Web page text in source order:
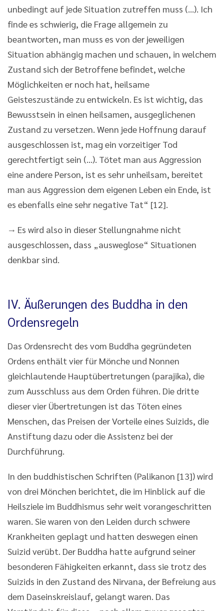
unbedingt auf jede Situation zutreffen muss (...). Ich
finde es schwierig, die Frage allgemein zu
beantworten, man muss es von der jeweiligen
Situation abhängig machen und schauen, in welchem
Zustand sich der Betroffene befindet, welche
Möglichkeiten er noch hat, heilsame
Geisteszustände zu entwickeln. Es ist wichtig, das
Bewusstsein in einen heilsamen, ausgeglichenen
Zustand zu versetzen. Wenn jede Hoffnung darauf
ausgeschlossen ist, mag ein vorzeitiger Tod
gerechtfertigt sein (...). Tötet man aus Aggression
eine andere Person, ist es sehr unheilsam, bereitet
man aus Aggression dem eigenen Leben ein Ende, ist
es ebenfalls eine sehr negative Tat“ [12].
→ Es wird also in dieser Stellungnahme nicht
ausgeschlossen, dass „ausweglose“ Situationen
denkbar sind.
IV. Äußerungen des Buddha in den
Ordensregeln
Das Ordensrecht des vom Buddha gegründeten
Ordens enthält vier für Mönche und Nonnen
gleichlautende Hauptübertretungen (parajika), die
zum Ausschluss aus dem Orden führen. Die dritte
dieser vier Übertretungen ist das Töten eines
Menschen, das Preisen der Vorteile eines Suizids, die
Anstiftung dazu oder die Assistenz bei der
Durchführung.
In den buddhistischen Schriften (Palikanon [13]) wird
von drei Mönchen berichtet, die im Hinblick auf die
Heilsziele im Buddhismus sehr weit vorangeschritten
waren. Sie waren von den Leiden durch schwere
Krankheiten geplagt und hatten deswegen einen
Suizid verübt. Der Buddha hatte aufgrund seiner
besonderen Fähigkeiten erkannt, dass sie trotz des
Suizids in den Zustand des Nirvana, der Befreiung aus
dem Daseinskreislauf, gelangt waren. Das